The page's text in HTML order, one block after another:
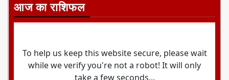
आज का राशिफल